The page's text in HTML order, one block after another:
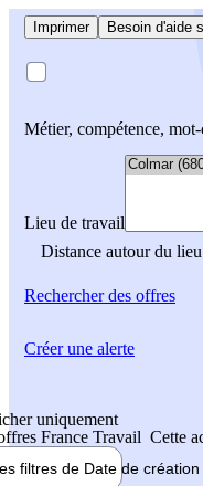
Imprimer Besoin d'aide
Métier, compétence,
Lieu de travail
Distance autour du
Rechercherdes offres
uniquement
France Travail Cette
filtres de Date de création
Créer une alerte